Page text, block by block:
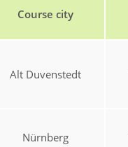
Course city
Alt Duvenstedt
Nürnberg